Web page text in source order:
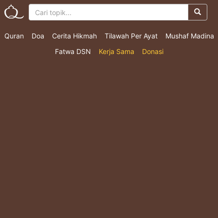
Quran Doa Cerita Hikmah Tilawah Per Ayat
Mushaf Madina
Fatwa DSN
Kerja Sama Donasi